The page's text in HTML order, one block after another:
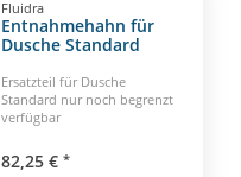
Fluidra
Entnahmehahn für
Dusche Standard
Ersatzteil für Dusche
Standard nur noch begrenzt
verfügbar
82,25 € *